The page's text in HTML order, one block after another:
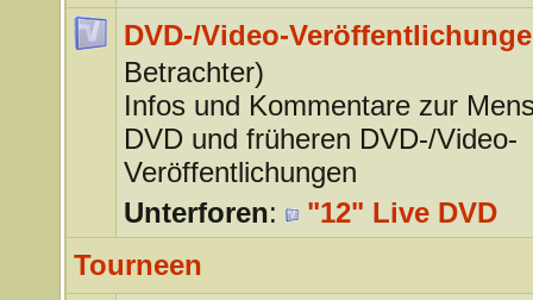
DVD-/Video-
Betrachter)
Infos und Kommentare zur
DVD und früheren DVD-/Video-
Veröffentlichungen
Unterforen:
"12" Live DVD
Tourneen